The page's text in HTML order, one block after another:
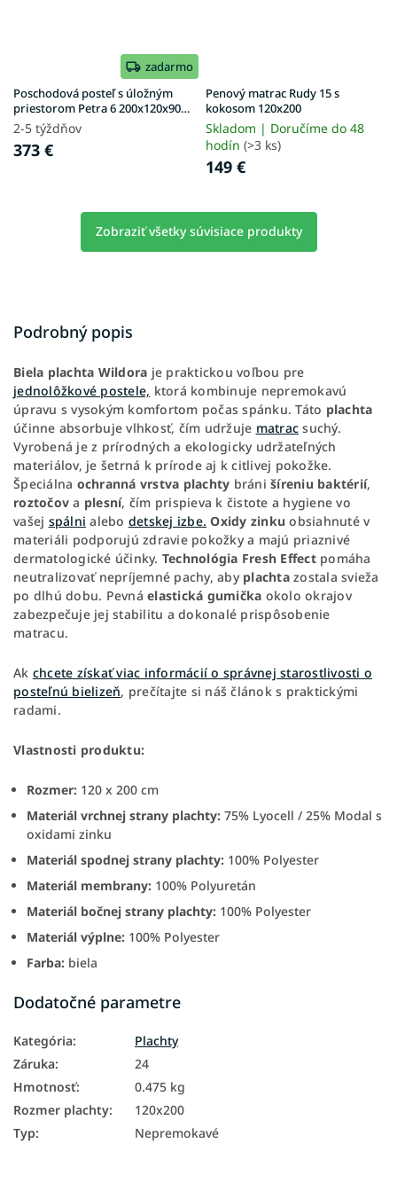
zadarmo
Poschodová posteľ s úložným
priestorom Petra 6 200x120x90 -
prírodná
2-5 týždňov
373 €
Penový matrac Rudy 15 s
kokosom 120x200
Skladom | Doručíme do 48
hodín (>3 ks)
149 €
Zobraziť všetky súvisiace produkty
Podrobný popis
Biela plachta Wildora je praktickou voľbou pre
jednolôžkové postele, ktorá kombinuje nepremokavú
úpravu s vysokým komfortom počas spánku. Táto plachta
účinne absorbuje vlhkosť, čím udržuje matrac suchý.
Vyrobená je z prírodných a ekologicky udržateľných
materiálov, je šetrná k prírode aj k citlivej pokožke.
Špeciálna ochranná vrstva plachty bráni šíreniu baktérií,
roztočov a plesní, čím prispieva k čistote a hygiene vo
vašej spálni alebo detskej izbe. Oxidy zinku obsiahnuté v
materiáli podporujú zdravie pokožky a majú priaznivé
dermatologické účinky. Technológia Fresh Effectpomáha
neutralizovať nepríjemné pachy, aby plachtazostala svieža
po dlhú dobu. Pevná elastická gumička okolo okrajov
zabezpečuje jej stabilitu a dokonalé prispôsobenie
matracu.
Ak chcete získať viac informácií o správnej starostlivosti o
posteľnú bielizeň, prečítajte si náš článok s praktickými
radami.
Vlastnosti produktu:
Rozmer: 120 x 200 cm
Materiál vrchnej strany plachty: 75% Lyocell / 25% Modal s
oxidami zinku
Materiál spodnej strany plachty: 100% Polyester
Materiál membrany: 100% Polyuretán
Materiál bočnej strany plachty: 100% Polyester
Materiál výplne: 100% Polyester
Farba: biela
Dodatočné parametre
Kategória:
Plachty
Záruka:
24
Hmotnosť:
0.475 kg
Rozmer plachty:
120x200
Typ: Nepremokavé